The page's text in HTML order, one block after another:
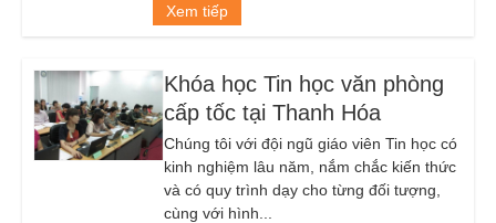
Xem tiếp
Khóa học Tin học văn phòng
cấp tốc tại Thanh Hóa
Chúng tôi với đội ngũ giáo viên Tin học có
kinh nghiệm lâu năm, nắm chắc kiến thức
và có quy trình dạy cho từng đối tượng,
cùng với hình...